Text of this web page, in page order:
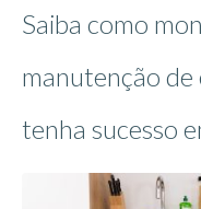
Saiba como
manutenção
tenha sucesso